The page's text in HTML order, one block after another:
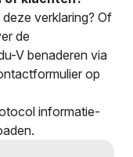
verklaring? Of
de
V benaderen via
op
informatie-